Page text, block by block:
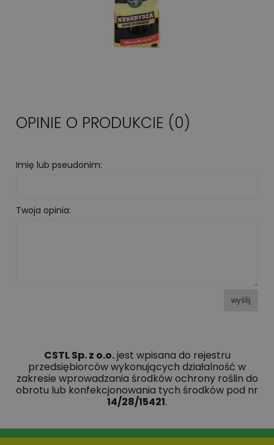
OPINIE O PRODUKCIE (0)
Imię lub pseudonim:
Twoja opinia:
wyślij
CSTL Sp. z o.o.jest wpisana do rejestru
przedsiębiorców wykonujących działalność w
zakresie wprowadzania środków ochrony roślin do
obrotu lub konfekcjonowania tych środków pod nr
14/28/15421.